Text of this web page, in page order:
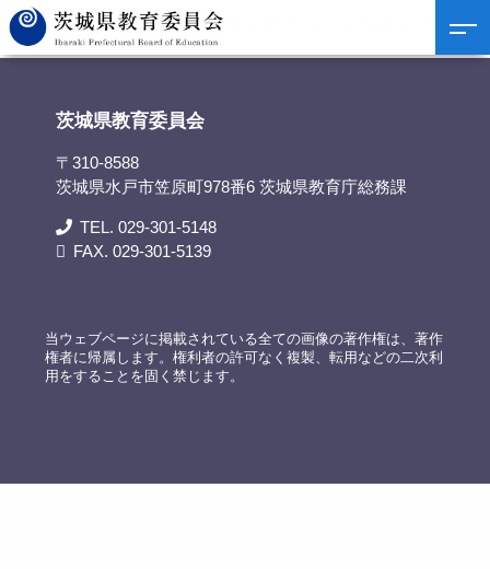
茨城県教育委員会>資料提供>令和8年度採用 茨城県公立学校教員選考試験【大学
3年生を対象とした前倒し選考】について
茨城県教育委員会
〒310-8588
茨城県水戸市笠原町978番6 茨城県教育庁総務課
TEL. 029-301-5148
FAX. 029-301-5139
当ウェブページに掲載されている全ての画像の著作権は、著作
権者に帰属します。権利者の許可なく複製、転用などの二次利
用をすることを固く禁じます。